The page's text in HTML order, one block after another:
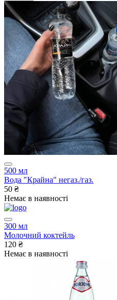
500 мл
Вода "Крайна" негаз./газ.
50 ₴
Немає в наявності
300 мл
Молочний коктейль
120 ₴
Немає в наявності